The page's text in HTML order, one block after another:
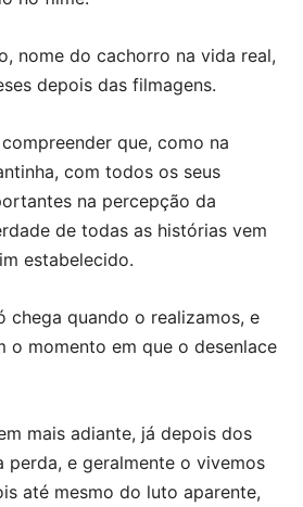
nome do cachorro na vida real,
depois das filmagens.
que, como na
com todos os seus
na percepção da
de todas as histórias vem
estabelecido.
chega quando o realizamos, e
o momento em que o desenlace
mais adiante, já depois dos
e geralmente o vivemos
até mesmo do luto aparente,